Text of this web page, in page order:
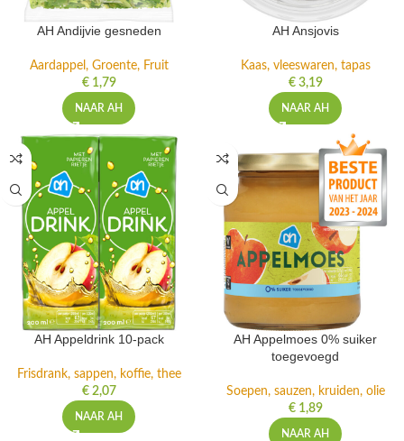
AH Andijvie gesneden
Aardappel, Groente, Fruit
€1,79
NAAR AH
AH Ansjovis
Kaas, vleeswaren, tapas
€3,19
NAAR AH
AH Appeldrink 10-pack
Frisdrank, sappen, koffie, thee
€2,07
NAAR AH
AH Appelmoes 0% suiker
toegevoegd
Soepen, sauzen, kruiden, olie
€1,89
NAAR AH